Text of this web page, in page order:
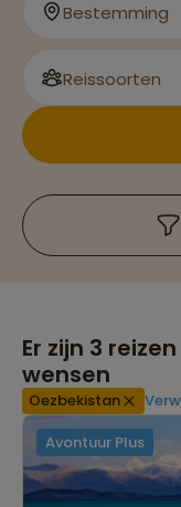
Bestemming
Reissoorten
Er zijn 3
wensen
Oezbekistan
Avontuur Plus